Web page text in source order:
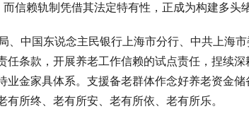
信赖轨制凭借其法定特有性，正成为构建多头
、中国东说念主民银行上海市分行、中共上海
条款，开展养老工作信赖的试点责任，捏续
金家具体系。支援备老群体作念好养老资金
所终、老有所安、老有所依、老有所乐。